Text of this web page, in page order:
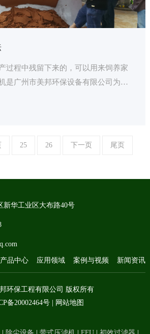
过程中残留下来的，可以用来饲养家
是广州市美邦环保设备有限公司为分
25 26 下一页 尾页
新华工业区大布路40号
产品中心 应用领域 案例与视频 新闻资讯
环保工程有限公司 版权所有
备20002464号| 网站地图